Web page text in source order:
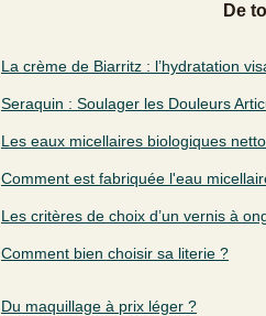
De
La crème de Biarritz : l’hydratation
Seraquin : Soulager les Douleurs
Les eaux micellaires biologiques
Comment est fabriquée l'eau
Les critères de choix d’un vernis à
Comment bien choisir sa literie ?
Du maquillage à prix léger ?